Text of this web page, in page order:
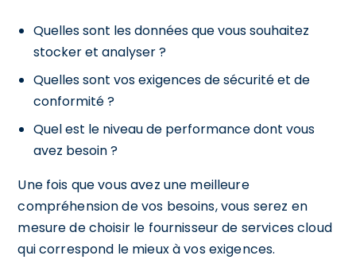
Quelles sont les données que vous souhaitez
stocker et analyser ?
Quelles sont vos exigences de sécurité et de
conformité ?
Quel est le niveau de performance dont vous
avez besoin ?
Une fois que vous avez une meilleure
compréhension de vos besoins, vous serez en
mesure de choisir le fournisseur de services cloud
qui correspond le mieux à vos exigences.